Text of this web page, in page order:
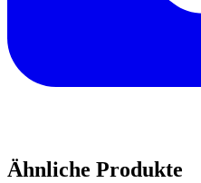
Ähnliche Produkte